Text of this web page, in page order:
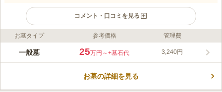
コメント・口コミを見る
ライフドット編集部のコメント
緑の木々に囲まれた墓域には、四季折々に咲く花々が植えられお
在来仏教を信仰する方であれば、どなたでも利用することができ
お墓タイプ 参考価格 管理費
一般墓 25万円～+墓石代 3,240円
お墓の詳細を見る